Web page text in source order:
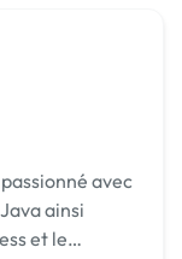
avec
ainsi
et le